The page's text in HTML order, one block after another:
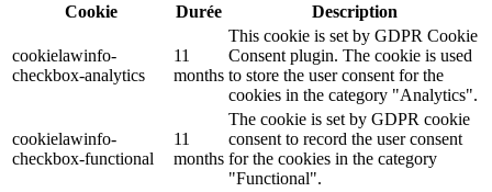
Cookie
Durée Description
cookielawinfo-
checkbox-analytics
11
months
This cookie is set by GDPR Cookie
Consent plugin. The cookie is used
to store the user consent for the
cookies in the category "Analytics".
cookielawinfo-
checkbox-functional
11
months
The cookie is set by GDPR cookie
consent to record the user consent
for the cookies in the category
"Functional".